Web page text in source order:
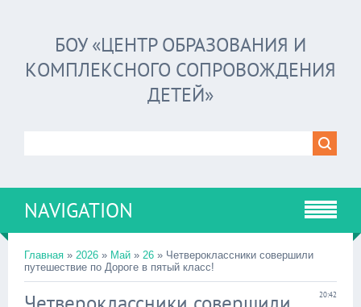
БОУ «ЦЕНТР ОБРАЗОВАНИЯ И
КОМПЛЕКСНОГО СОПРОВОЖДЕНИЯ
ДЕТЕЙ»
NAVIGATION
Главная » 2026 » Май » 26 » Четвероклассники совершили
путешествие по Дороге в пятый класс!
20:42